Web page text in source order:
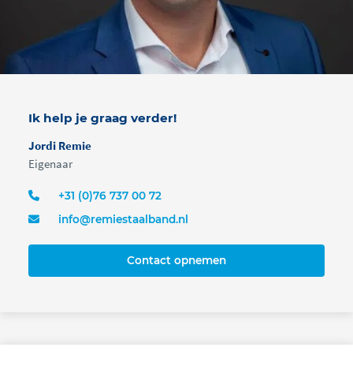
Ik help je graag verder!
Jordi Remie
Eigenaar
+31 (0)76 737 00 72
info@remiestaalband.nl
Contact opnemen